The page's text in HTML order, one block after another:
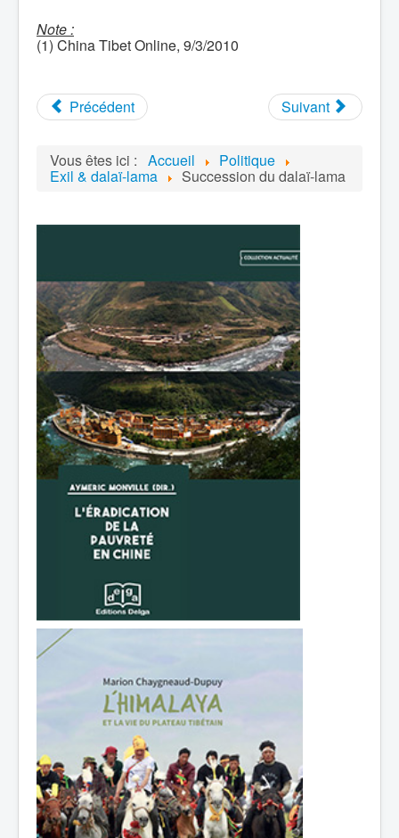
Note :
(1) China Tibet Online, 9/3/2010
Précédent Suivant
Vous êtes ici : Accueil Politique
Exil & dalaï-lama Succession du dalaï-lama